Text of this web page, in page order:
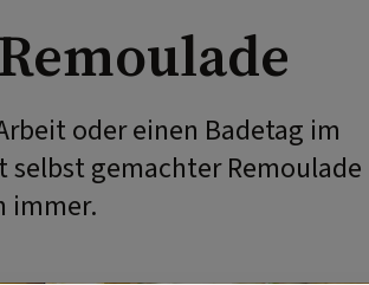
oder einen Badetag im
gemachter Remoulade
immer.